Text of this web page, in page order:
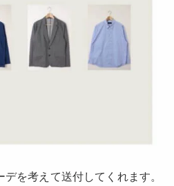
を考えて送付してくれます。